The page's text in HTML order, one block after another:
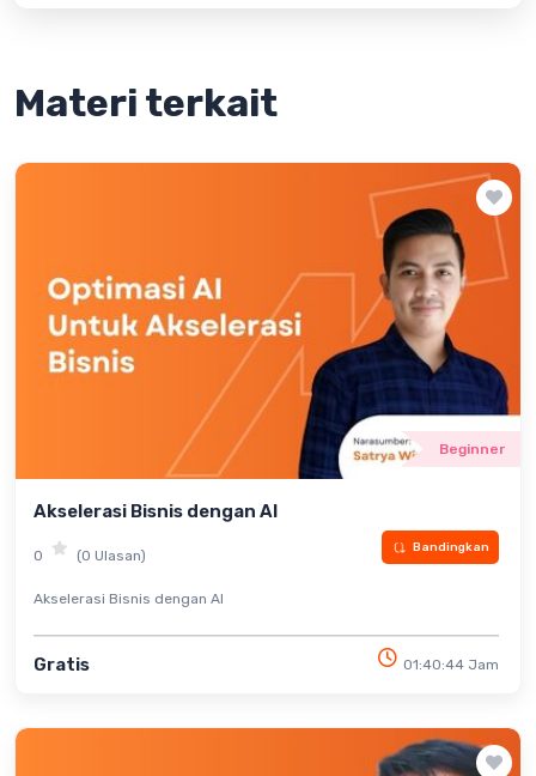
Materi terkait
Beginner
Akselerasi Bisnis dengan AI
0 (0 Ulasan) Bandingkan
Akselerasi Bisnis dengan AI
Gratis 01:40:44 Jam